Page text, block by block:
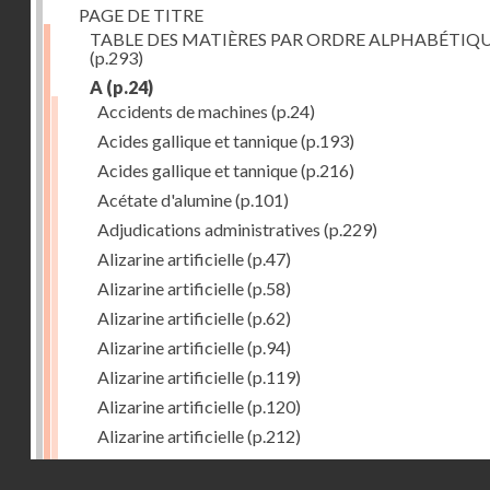
PAGE DE TITRE
TABLE DES MATIÈRES PAR ORDRE
(p.293)
A (p.24)
Accidents de machines (p.24)
Acides gallique et tannique(p.193)
Acides gallique et tannique(p.216)
Acétate d'alumine(p.101)
Adjudications administratives (p.229)
Alizarine artificielle(p.47)
Alizarine artificielle(p.58)
Alizarine artificielle(p.62)
Alizarine artificielle(p.94)
Alizarine artificielle(p.119)
Alizarine artificielle(p.120)
Alizarine artificielle(p.212)
Alizarine artificielle(p.256)